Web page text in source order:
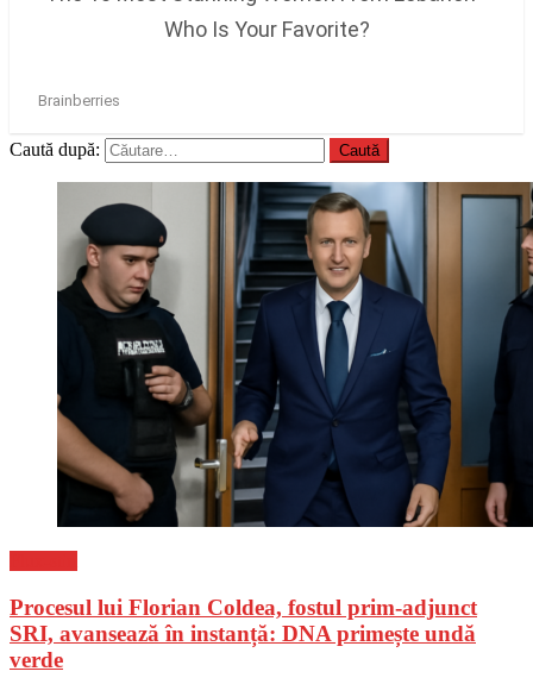
Caută după:
Procesul lui Florian Coldea, fostul prim-adjunct
SRI, avansează în instanță: DNA primește undă
verde